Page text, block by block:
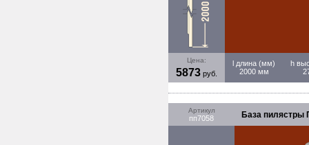
Цена:
5873 руб.
l длина (мм)
2000 мм
h
Артикул
пп7058 База пилястры